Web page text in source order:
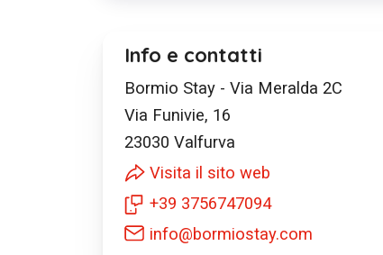
Info e contatti
Bormio Stay - Via Meralda 2C
Via Funivie, 16
23030 Valfurva
Visita il sito web
+39 3756747094
info@bormiostay.com